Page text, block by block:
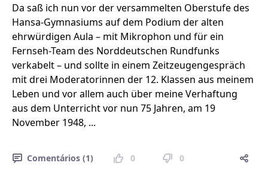
Da saß ich nun vor der versammelten Oberstufe des
Hansa-Gymnasiums auf dem Podium der alten
ehrwürdigen Aula – mit Mikrophon und für ein
Fernseh-Team des Norddeutschen Rundfunks
verkabelt – und sollte in einem Zeitzeugengespräch
mit drei Moderatorinnen der 12. Klassen aus meinem
Leben und vor allem auch über meine Verhaftung
aus dem Unterricht vor nun 75 Jahren, am 19
November 1948, ...
Comentários (1) 0 0